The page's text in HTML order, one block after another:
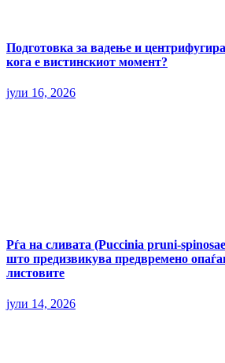
Подготовка за вадење и
кога е вистинскиот момент?
јули 16, 2026
Рѓа на сливата (Puccinia pruni-
што предизвикува предвремено
листовите
јули 14, 2026